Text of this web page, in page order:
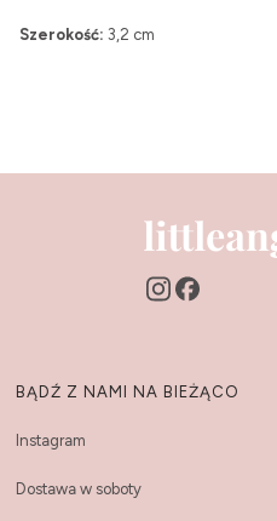
Szerokość: 3,2 cm
Linki w stopce
BĄDŹ Z NAMI NA BIEŻĄCO
Instagram
Dostawa w soboty